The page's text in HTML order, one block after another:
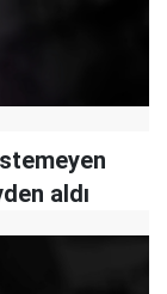
aldı